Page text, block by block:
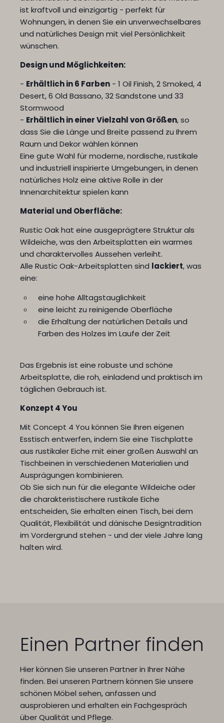
ist kraftvoll und einzigartig - perfekt für
Wohnungen, in denen Sie ein unverwechselbares
und natürliches Design mit viel Persönlichkeit
wünschen.
Design und Möglichkeiten:
- Erhältlich in 6 Farben - 1 Oil Finish, 2 Smoked, 4
Desert, 6 Old Bassano, 32 Sandstone und 33
Stormwood
- Erhältlich in einer Vielzahl von Größen, so
dass Sie die Länge und Breite passend zu Ihrem
Raum und Dekor wählen können
Eine gute Wahl für moderne, nordische, rustikale
und industriell inspirierte Umgebungen, in denen
natürliches Holz eine aktive Rolle in der
Innenarchitektur spielen kann
Material und Oberfläche:
Rustic Oak hat eine ausgeprägtere Struktur als
Wildeiche, was den Arbeitsplatten ein warmes
und charaktervolles Aussehen verleiht.
Alle Rustic Oak-Arbeitsplatten sind lackiert, was
eine:
eine hohe Alltagstauglichkeit
eine leicht zu reinigende Oberfläche
die Erhaltung der natürlichen Details und
Farben des Holzes im Laufe der Zeit
Das Ergebnis ist eine robuste und schöne
Arbeitsplatte, die roh, einladend und praktisch im
täglichen Gebrauch ist.
Konzept 4 You
Mit Concept 4 You können Sie Ihren eigenen
Esstisch entwerfen, indem Sie eine Tischplatte
aus rustikaler Eiche mit einer großen Auswahl an
Tischbeinen in verschiedenen Materialien und
Ausprägungen kombinieren.
Ob Sie sich nun für die elegante Wildeiche oder
die charakteristischere rustikale Eiche
entscheiden, Sie erhalten einen Tisch, bei dem
Qualität, Flexibilität und dänische Designtradition
im Vordergrund stehen - und der viele Jahre lang
halten wird.
Einen Partner finden
Hier können Sie unseren Partner in Ihrer Nähe
finden. Bei unseren Partnern können Sie unsere
schönen Möbel sehen, anfassen und
ausprobieren und erhalten ein Fachgespräch
über Qualität und Pflege.